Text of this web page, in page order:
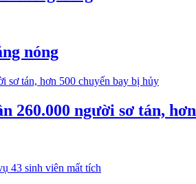
nóng
260.000 người sơ tán,